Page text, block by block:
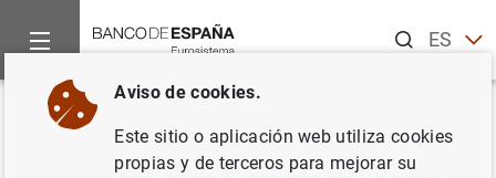
ESEN
Inicio Publicaciones
Volver
Memoria del Servicio de
Aviso de cookies.
Este sitio o aplicación web utiliza cookies
propias y de terceros para mejorar su